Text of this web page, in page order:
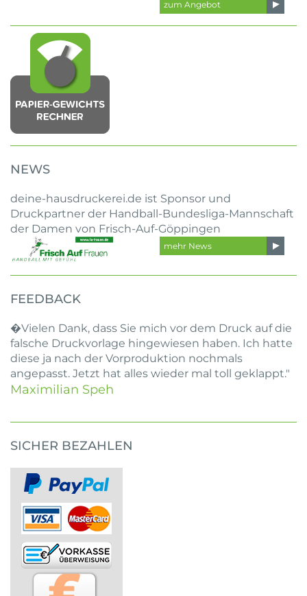
zum Angebot
NEWS
deine-hausdruckerei.de ist Sponsor und
Druckpartner der Handball-Bundesliga-Mannschaft
der Damen von Frisch-Auf-Göppingen
mehr News
FEEDBACK
�Vielen Dank, dass Sie mich vor dem Druck auf die
falsche Druckvorlage hingewiesen haben. Ich hatte
diese ja nach der Vorproduktion nochmals
angepasst. Jetzt hat alles wieder mal toll geklappt."
Maximilian Speh
SICHER BEZAHLEN